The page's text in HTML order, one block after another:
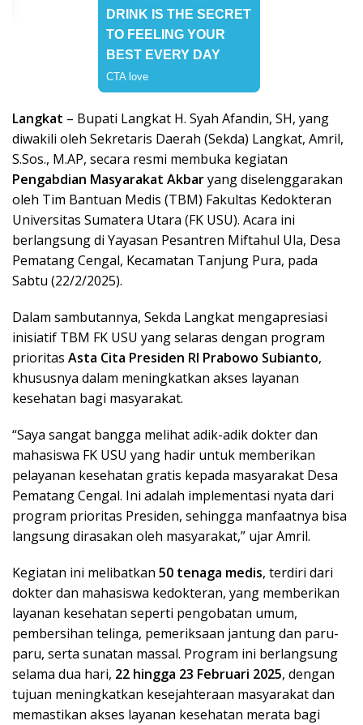
Langkat – Bupati Langkat H. Syah Afandin, SH, yang
diwakili oleh Sekretaris Daerah (Sekda) Langkat, Amril,
S.Sos., M.AP, secara resmi membuka kegiatan
Pengabdian Masyarakat Akbaryang diselenggarakan
oleh Tim Bantuan Medis (TBM) Fakultas Kedokteran
Universitas Sumatera Utara (FK USU). Acara ini
berlangsung di Yayasan Pesantren Miftahul Ula, Desa
Pematang Cengal, Kecamatan Tanjung Pura, pada
Sabtu (22/2/2025).
Dalam sambutannya, Sekda Langkat mengapresiasi
inisiatif TBM FK USU yang selaras dengan program
prioritas Asta Cita Presiden RI Prabowo Subianto,
khususnya dalam meningkatkan akses layanan
kesehatan bagi masyarakat.
“Saya sangat bangga melihat adik-adik dokter dan
mahasiswa FK USU yang hadir untuk memberikan
pelayanan kesehatan gratis kepada masyarakat Desa
Pematang Cengal. Ini adalah implementasi nyata dari
program prioritas Presiden, sehingga manfaatnya bisa
langsung dirasakan oleh masyarakat,” ujar Amril.
Kegiatan ini melibatkan 50 tenaga medis, terdiri dari
dokter dan mahasiswa kedokteran, yang memberikan
layanan kesehatan seperti pengobatan umum,
pembersihan telinga, pemeriksaan jantung dan paru-
paru, serta sunatan massal. Program ini berlangsung
selama dua hari, 22 hingga 23 Februari 2025, dengan
tujuan meningkatkan kesejahteraan masyarakat dan
memastikan akses layanan kesehatan merata bagi